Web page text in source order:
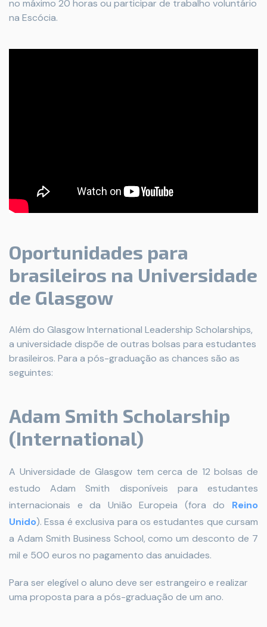
no máximo 20 horas ou participar de trabalho voluntário
na Escócia.
Oportunidades para
brasileiros na Universidade
de Glasgow
Além do Glasgow International Leadership Scholarships,
a universidade dispõe de outras bolsas para estudantes
brasileiros. Para a pós-graduação as chances são as
seguintes:
Adam Smith Scholarship
(International)
A Universidade de Glasgow tem cerca de 12 bolsas de
estudo Adam Smith disponíveis para estudantes
internacionais e da União Europeia (fora do Reino
Unido). Essa é exclusiva para os estudantes que cursam
a Adam Smith Business School, como um desconto de 7
mil e 500 euros no pagamento das anuidades.
Para ser elegível o aluno deve ser estrangeiro e realizar
uma proposta para a pós-graduação de um ano.